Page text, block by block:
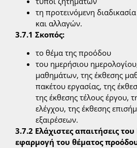
τη προτεινόμενη
και αλλαγών.
3.7.1 Σκοπός:
το θέμα της προόδου
του ημερήσιου
μαθημάτων, της έκθεσης
πακέτου εργασίας, της
της έκθεσης τέλους έργου,
ελέγχου, της έκθεσης
εξαιρέσεων.
3.7.2 Ελάχιστες απαιτήσεις του
εφαρμογή του θέματος